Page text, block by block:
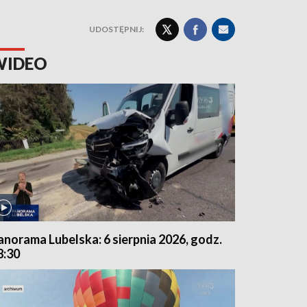
UDOSTĘPNIJ:
Lubelska: 6 sierpnia 2026, godz.